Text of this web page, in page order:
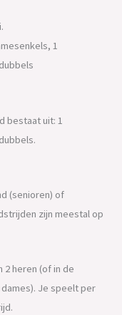
1
bestaat uit: 1
(senioren) of
zijn meestal op
2 heren (of in de
Je speelt per